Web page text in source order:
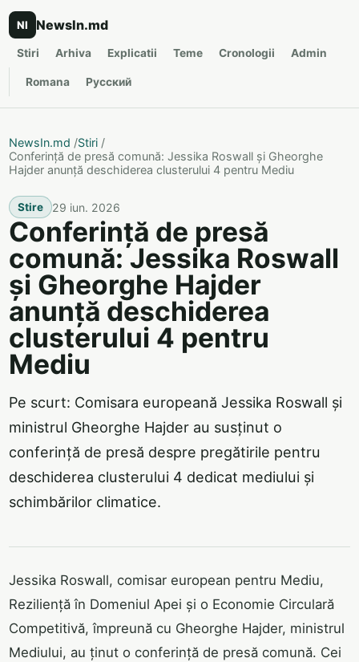
NI NewsIn.md
Stiri Arhiva Explicatii Teme Cronologii Admin
Romana Русский
NewsIn.md /Stiri /
Conferință de presă comună: Jessika Roswall și Gheorghe
Hajder anunță deschiderea clusterului 4 pentru Mediu
Stire 29 iun. 2026
Conferință de presă
comună: Jessika Roswall
și Gheorghe Hajder
anunță deschiderea
clusterului 4 pentru
Mediu
Pe scurt: Comisara europeană Jessika Roswall și
ministrul Gheorghe Hajder au susținut o
conferință de presă despre pregătirile pentru
deschiderea clusterului 4 dedicat mediului și
schimbărilor climatice.
Jessika Roswall, comisar european pentru Mediu,
Reziliență în Domeniul Apei și o Economie Circulară
Competitivă, împreună cu Gheorghe Hajder, ministrul
Mediului, au ținut o conferință de presă comună. Cei